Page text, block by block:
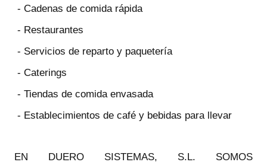
- Cadenas de comida rápida
- Restaurantes
- Servicios de reparto y paquetería
- Caterings
- Tiendas de comida envasada
- Establecimientos de café y bebidas para llevar
EN DUERO SISTEMAS, S.L. SOMOS